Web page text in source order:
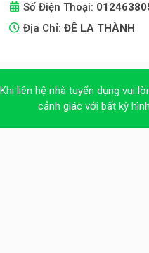
Số Điện Thoại:
Địa Chỉ: ĐÊ LA THÀNH
Khi liên hệ nhà tuyển dụng vui
cảnh giác với bất kỳ